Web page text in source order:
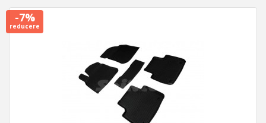
-7%
reducere